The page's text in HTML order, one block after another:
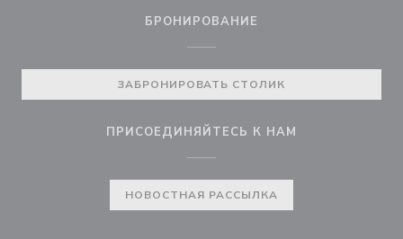
БРОНИРОВАНИЕ
ЗАБРОНИРОВАТЬ СТОЛИК
ПРИСОЕДИНЯЙТЕСЬ К НАМ
НОВОСТНАЯ РАССЫЛКА